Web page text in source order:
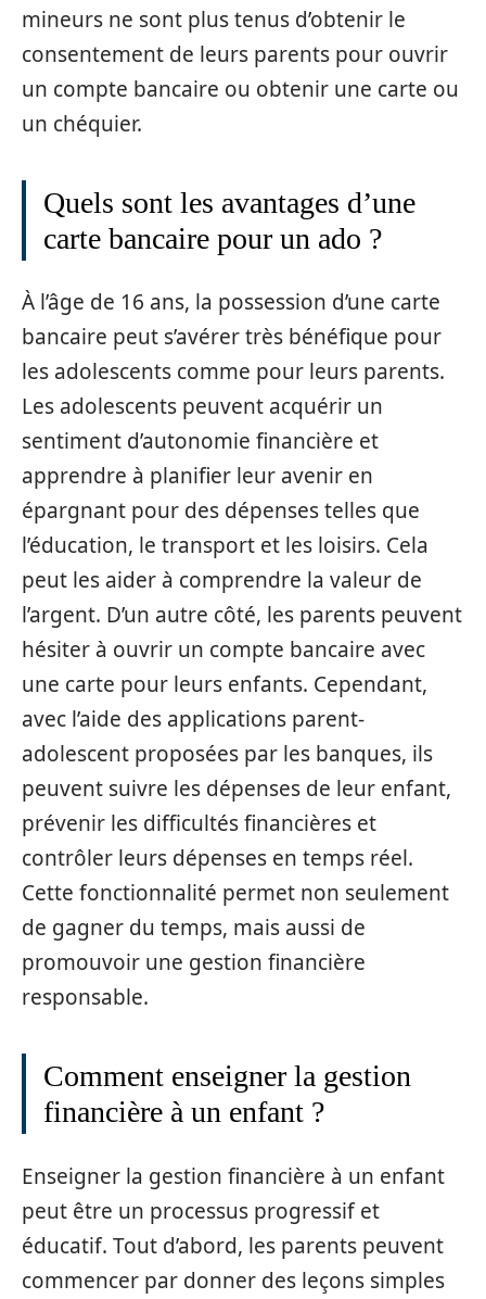
mineurs ne sont plus tenus d’obtenir le
consentement de leurs parents pour ouvrir
un compte bancaire ou obtenir une carte ou
un chéquier.
Quels sont les avantages d’une
carte bancaire pour un ado ?
À l’âge de 16 ans, la possession d’une carte
bancaire peut s’avérer très bénéfique pour
les adolescents comme pour leurs parents.
Les adolescents peuvent acquérir un
sentiment d’autonomie financière et
apprendre à planifier leur avenir en
épargnant pour des dépenses telles que
l’éducation, le transport et les loisirs. Cela
peut les aider à comprendre la valeur de
l’argent. D’un autre côté, les parents peuvent
hésiter à ouvrir un compte bancaire avec
une carte pour leurs enfants. Cependant,
avec l’aide des applications parent-
adolescent proposées par les banques, ils
peuvent suivre les dépenses de leur enfant,
prévenir les difficultés financières et
contrôler leurs dépenses en temps réel.
Cette fonctionnalité permet non seulement
de gagner du temps, mais aussi de
promouvoir une gestion financière
responsable.
Comment enseigner la gestion
financière à un enfant ?
Enseigner la gestion financière à un enfant
peut être un processus progressif et
éducatif. Tout d’abord, les parents peuvent
commencer par donner des leçons simples